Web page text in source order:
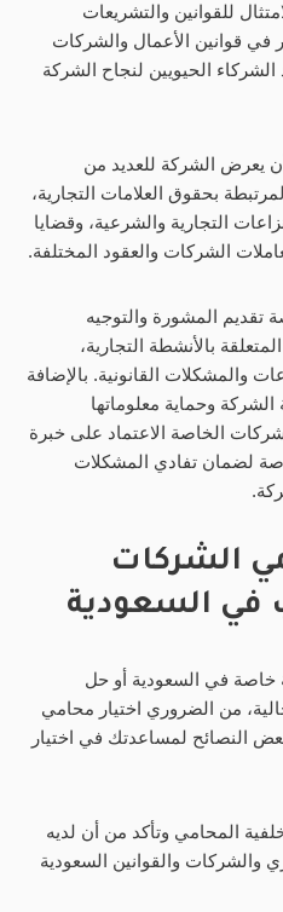
للقوانين والتشريعات
في قوانين الأعمال والشركات
الشركاء الحيويين لنجاح الشركة
يعرض الشركة للعديد من
بحقوق العلامات التجارية،
التجارية والشرعية، وقضايا
الشركات والعقود المختلفة.
المشورة والتوجيه
بالأنشطة التجارية،
والمشكلات القانونية. بالإضافة
وحماية معلوماتها
الخاصة الاعتماد على خبرة
لضمان تفادي المشكلات
الشركات
في السعودية
خاصة في السعودية أو حل
من الضروري اختيار محامي
النصائح لمساعدتك في اختيار
المحامي وتأكد من أن لديه
والشركات والقوانين السعودية